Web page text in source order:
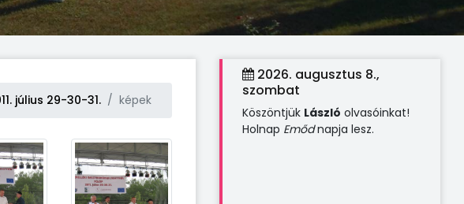
július 29-30-31. képek
2026. augusztus 8.,
szombat
Köszöntjük László olvasóinkat!
Holnap Emődnapja lesz.